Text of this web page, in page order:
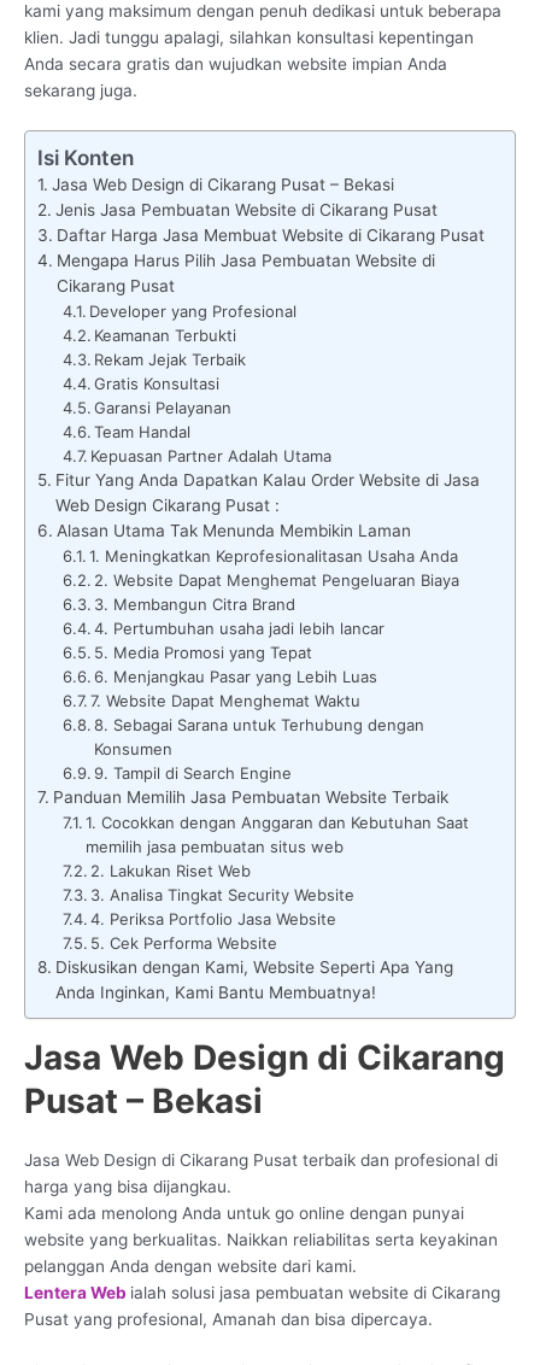
kami yang maksimum dengan penuh dedikasi untuk beberapa
klien. Jadi tunggu apalagi, silahkan konsultasi kepentingan
Anda secara gratis dan wujudkan website impian Anda
sekarang juga.
Isi Konten
Jasa Web Design di Cikarang Pusat – Bekasi
Jenis Jasa Pembuatan Website di Cikarang Pusat
Daftar Harga Jasa Membuat Website di Cikarang Pusat
Mengapa Harus Pilih Jasa Pembuatan Website di
Cikarang Pusat
Developer yang Profesional
Keamanan Terbukti
Rekam Jejak Terbaik
Gratis Konsultasi
Garansi Pelayanan
Team Handal
Kepuasan Partner Adalah Utama
Fitur Yang Anda Dapatkan Kalau Order Website di Jasa
Web Design Cikarang Pusat :
Alasan Utama Tak Menunda Membikin Laman
1. Meningkatkan Keprofesionalitasan Usaha Anda
2. Website Dapat Menghemat Pengeluaran Biaya
3. Membangun Citra Brand
4. Pertumbuhan usaha jadi lebih lancar
5. Media Promosi yang Tepat
6. Menjangkau Pasar yang Lebih Luas
7. Website Dapat Menghemat Waktu
8. Sebagai Sarana untuk Terhubung dengan
Konsumen
9. Tampil di Search Engine
Panduan Memilih Jasa Pembuatan Website Terbaik
1. Cocokkan dengan Anggaran dan Kebutuhan Saat
memilih jasa pembuatan situs web
2. Lakukan Riset Web
3. Analisa Tingkat Security Website
4. Periksa Portfolio Jasa Website
5. Cek Performa Website
Diskusikan dengan Kami, Website Seperti Apa Yang
Anda Inginkan, Kami Bantu Membuatnya!
Jasa Web Design di Cikarang
Pusat – Bekasi
Jasa Web Design di Cikarang Pusat terbaik dan profesional di
harga yang bisa dijangkau.
Kami ada menolong Anda untuk go online dengan punyai
website yang berkualitas. Naikkan reliabilitas serta keyakinan
pelanggan Anda dengan website dari kami.
Lentera Web ialah solusi jasa pembuatan website di Cikarang
Pusat yang profesional, Amanah dan bisa dipercaya.